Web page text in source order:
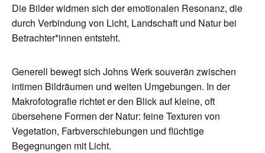
Die Bilder widmen sich der emotionalen Resonanz, die
durch Verbindung von Licht, Landschaft und Natur bei
Betrachter*innen entsteht.
Generell bewegt sich Johns Werk souverän zwischen
intimen Bildräumen und weiten Umgebungen. In der
Makrofotografie richtet er den Blick auf kleine, oft
übersehene Formen der Natur: feine Texturen von
Vegetation, Farbverschiebungen und flüchtige
Begegnungen mit Licht.